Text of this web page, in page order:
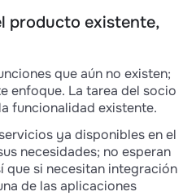
producto existente,
que aún no existen;
enfoque. La tarea del socio
funcionalidad existente.
ya disponibles en el
necesidades; no esperan
si necesitan integración
de las aplicaciones